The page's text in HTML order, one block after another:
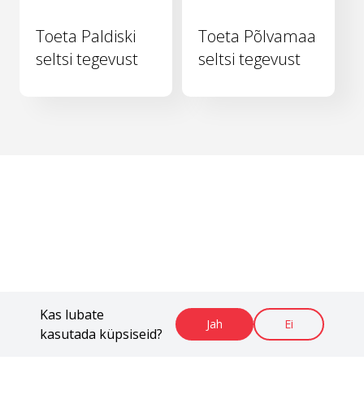
Kas lubate
kasutada küpsiseid?
Jah Ei
Toeta Paldiski
seltsi tegevust
Toeta Põlvamaa
seltsi tegevust